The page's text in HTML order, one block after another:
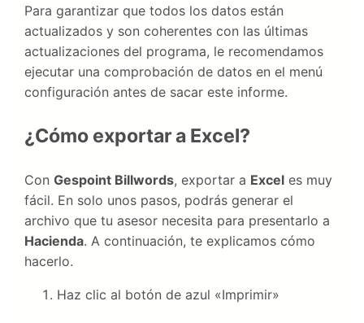
Para garantizar que todos los datos están
actualizados y son coherentes con las últimas
actualizaciones del programa, le recomendamos
ejecutar una comprobación de datos en el menú
configuración antes de sacar este informe.
¿Cómo exportar a Excel?
ConGespoint Billwords, exportar a Excel es muy
fácil. En solo unos pasos, podrás generar el
archivo que tu asesor necesita para presentarlo a
Hacienda. A continuación, te explicamos cómo
hacerlo.
Haz clic al botón de azul «Imprimir»